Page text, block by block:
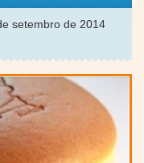
setembro de 2014